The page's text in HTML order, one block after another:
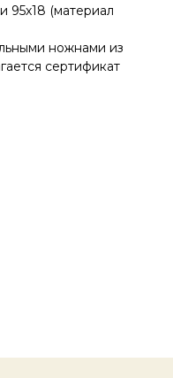
95х18 (материал
ножнами из
сертификат